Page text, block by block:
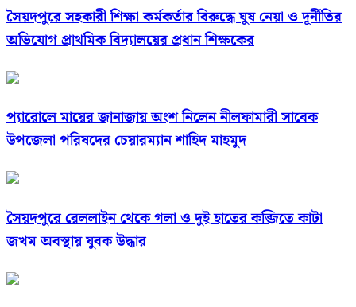
সৈয়দপুরে সহকারী শিক্ষা কর্মকর্তার বিরুদ্ধে ঘুষ নেয়া ও দূর্নীতির
অভিযোগ প্রাথমিক বিদ্যালয়ের প্রধান শিক্ষকের
প্যারোলে মায়ের জানাজায় অংশ নিলেন নীলফামারী সাবেক
উপজেলা পরিষদের চেয়ারম্যান শাহিদ মাহমুদ
সৈয়দপুরে রেললাইন থেকে গলা ও দুই হাতের কব্জিতে কাটা
জখম অবস্থায় যুবক উদ্ধার